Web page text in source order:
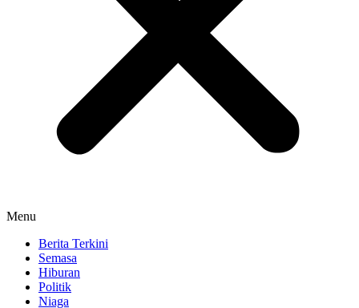
Menu
Berita Terkini
Semasa
Hiburan
Politik
Niaga